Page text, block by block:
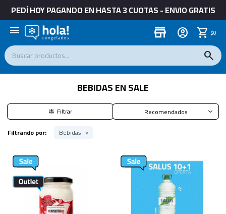
PEDÍ HOY PAGANDO EN HASTA 3 CUOTAS - ENVIO GRATIS
menu store $0
BEBIDAS EN SALE
Recomendados
Filtrando por:
Bebidas